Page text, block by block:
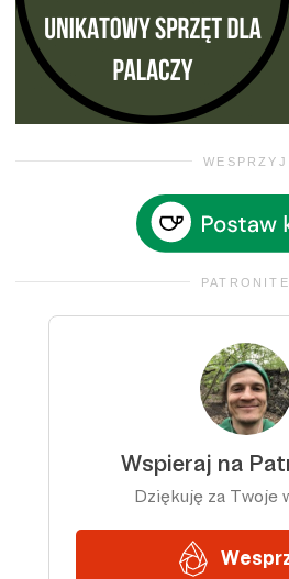
WESPRZYJ
PATRONITE